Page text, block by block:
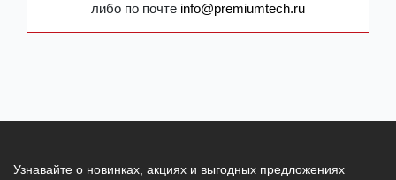
либо по почте info@premiumtech.ru
Узнавайте о новинках, акциях и выгодных предложениях